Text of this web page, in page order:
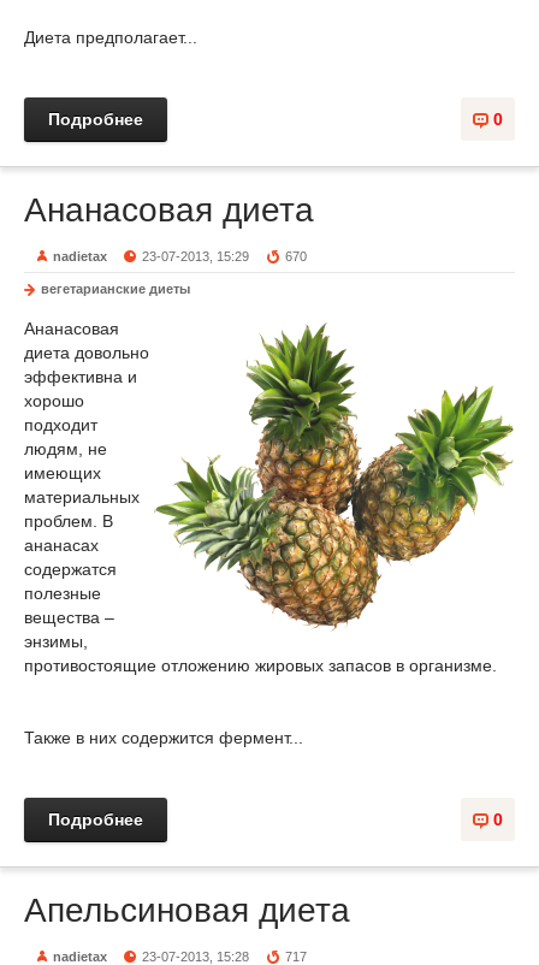
Диета предполагает...
0
Подробнее
Ананасовая диета
nadietax 23-07-2013, 15:29 670
вегетарианские диеты
Ананасовая
диета довольно
эффективна и
хорошо
подходит
людям, не
имеющих
материальных
проблем. В
ананасах
содержатся
полезные
вещества –
энзимы,
противостоящие отложению жировых запасов в организме.
Также в них содержится фермент...
0
Подробнее
Апельсиновая диета
nadietax 23-07-2013, 15:28 717